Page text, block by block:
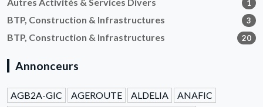
1
BTP, Construction & Infrastructures 3
BTP, Construction & Infrastructures 20
Annonceurs
AGB2A-GIC AGEROUTE ALDELIA
ANAFIC